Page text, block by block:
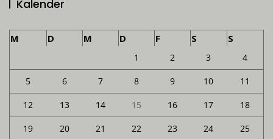
Kalender
M D M D F S S
1 2 3 4
5 6 7 8 9 10 11
12 13 14 15 16 17 18
19 20 21 22 23 24 25